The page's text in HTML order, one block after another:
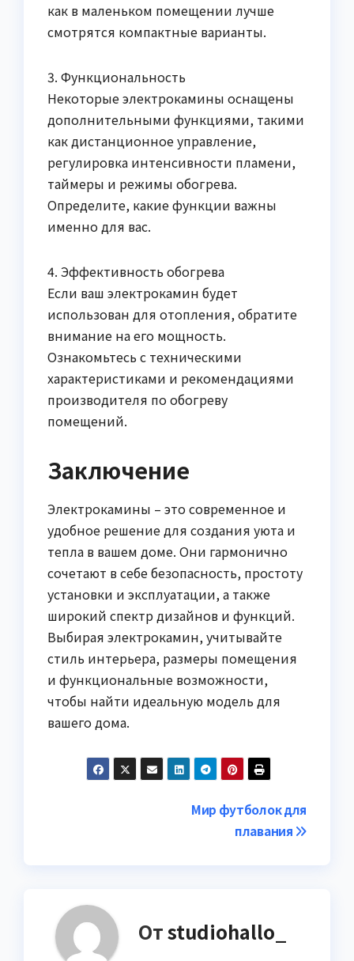
как в маленьком помещении лучше
смотрятся компактные варианты.
3. Функциональность
Некоторые электрокамины оснащены
дополнительными функциями, такими
как дистанционное управление,
регулировка интенсивности пламени,
таймеры и режимы обогрева.
Определите, какие функции важны
именно для вас.
4. Эффективность обогрева
Если ваш электрокамин будет
использован для отопления, обратите
внимание на его мощность.
Ознакомьтесь с техническими
характеристиками и рекомендациями
производителя по обогреву
помещений.
Заключение
Электрокамины – это современное и
удобное решение для создания уюта и
тепла в вашем доме. Они гармонично
сочетают в себе безопасность, простоту
установки и эксплуатации, а также
широкий спектр дизайнов и функций.
Выбирая электрокамин, учитывайте
стиль интерьера, размеры помещения
и функциональные возможности,
чтобы найти идеальную модель для
вашего дома.
Мир футболок для
плавания
Отstudiohallo_